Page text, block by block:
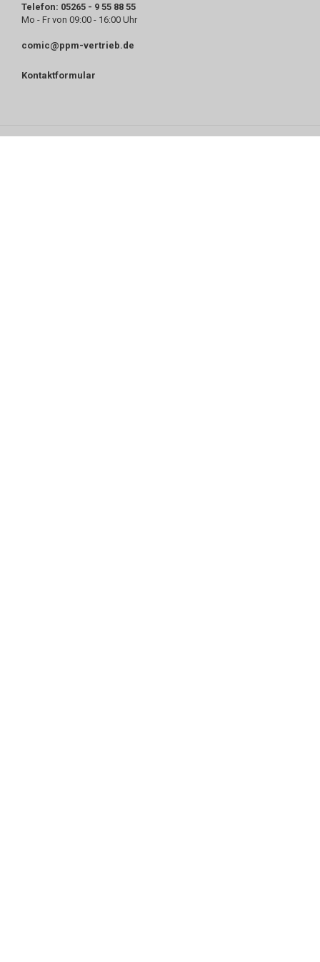
Telefon: 05265 - 9 55 88 55
Mo - Fr von 09:00 - 16:00 Uhr
comic@ppm-vertrieb.de
Kontaktformular